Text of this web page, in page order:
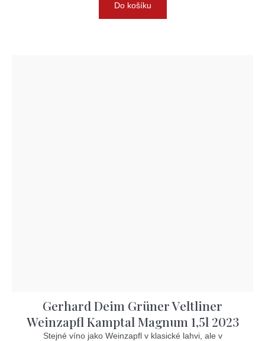
Do košíku
Gerhard Deim Grüner Veltliner
Weinzapfl Kamptal Magnum 1,5l 2023
Stejné víno jako Weinzapfl v klasické lahvi, ale v